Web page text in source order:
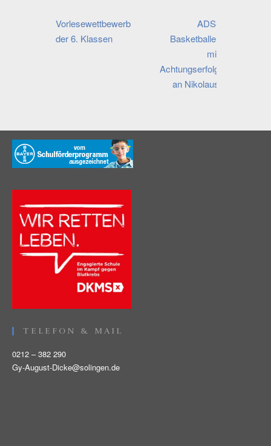
Beitragsnavigation
Vorlesewettbewerb
der 6. Klassen
ADS-
Basketballer
mit
Achtungserfolg
an Nikolaus
TELEFON & MAIL
0212 – 382 290
Gy-August-Dicke@solingen.de